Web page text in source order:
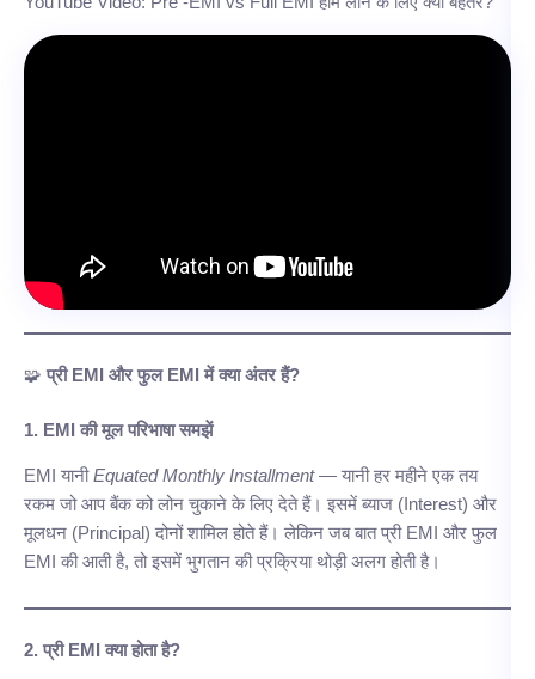
🧩 प्री EMI और फुल EMI में क्या अंतर हैं?
1. EMI की मूल परिभाषा समझें
EMI यानीEquated Monthly Installment— यानी हर महीने एक तय
रकम जो आप बैंक को लोन चुकाने के लिए देते हैं। इसमें ब्याज (Interest) और
मूलधन (Principal) दोनों शामिल होते हैं। लेकिन जब बात प्री EMI और फुल
EMI की आती है, तो इसमें भुगतान की प्रक्रिया थोड़ी अलग होती है।
2. प्री EMI क्या होता है?